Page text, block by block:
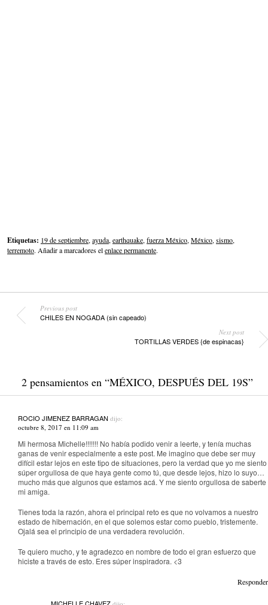
Etiquetas: 19 de septiembre, ayuda, earthquake, fuerza México, México, sismo,
terremoto. Añadir a marcadores elenlace permanente.
Previous post
CHILES EN NOGADA (sin capeado)
Next post
TORTILLAS VERDES {de espinacas}
2 pensamientos en “MÉXICO, DESPUÉS DEL 19S”
ROCIO JIMENEZ BARRAGAN dijo:
octubre 8, 2017 en 11:09 am
Mi hermosa Michelle!!!!!!! No había podido venir a leerte, y tenía muchas
ganas de venir especialmente a este post. Me imagino que debe ser muy
difícil estar lejos en este tipo de situaciones, pero la verdad que yo me siento
súper orgullosa de que haya gente como tú, que desde lejos, hizo lo suyo…
mucho más que algunos que estamos acá. Y me siento orgullosa de saberte
mi amiga.
Tienes toda la razón, ahora el principal reto es que no volvamos a nuestro
estado de hibernación, en el que solemos estar como pueblo, tristemente.
Ojalá sea el principio de una verdadera revolución.
Te quiero mucho, y te agradezco en nombre de todo el gran esfuerzo que
hiciste a través de esto. Eres súper inspiradora. <3
Responder